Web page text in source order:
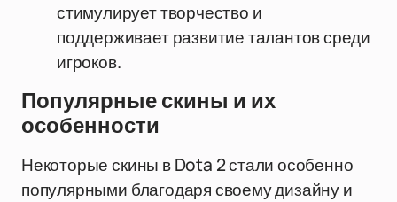
стимулирует творчество и
поддерживает развитие талантов среди
игроков.
Популярные скины и их
особенности
Некоторые скины в Dota 2 стали особенно
популярными благодаря своему дизайну и